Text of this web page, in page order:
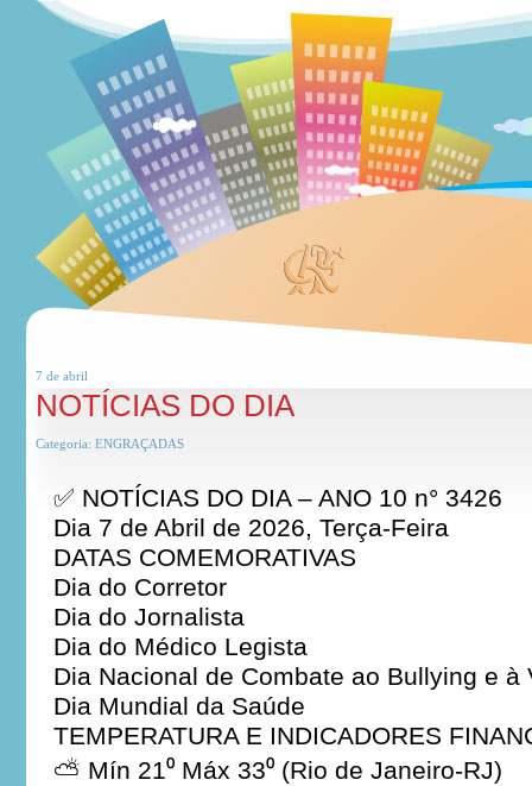
7 de abril
NOTÍCIAS DO DIA
Categoria: ENGRAÇADAS
✅ NOTÍCIAS DO DIA – ANO 10 n° 3426
Dia 7 de Abril de 2026, Terça-Feira
DATAS COMEMORATIVAS
Dia do Corretor
Dia do Jornalista
Dia do Médico Legista
Dia Nacional de Combate ao Bullying e à
Dia Mundial da Saúde
TEMPERATURA E INDICADORES
⛅ Mín 21⁰ Máx 33⁰ (Rio de Janeiro-RJ)